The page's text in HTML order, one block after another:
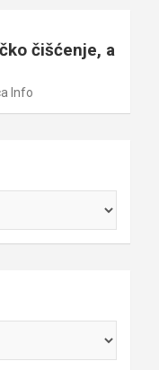
čišćenje, a
Info